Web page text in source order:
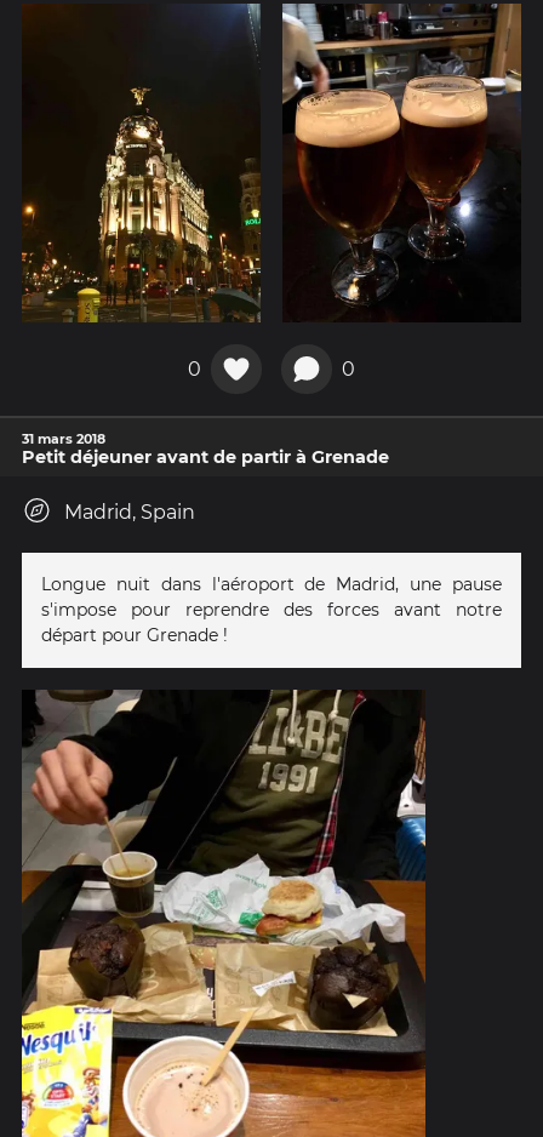
0 0
31 mars 2018
Petit déjeuner avant de partir à Grenade
Madrid, Spain
Longue nuit dans l'aéroport de Madrid, une pause
s'impose pour reprendre des forces avant notre
départ pour Grenade !